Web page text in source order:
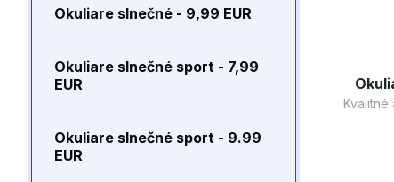
Okuliare slnečné - 9,99 EUR
Okuliare slnečné sport - 7,99
EUR
Okuliare slnečné sport - 9.99
EUR